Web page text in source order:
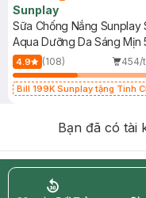
Sunplay
Sữa Chống Nắng Sunplay
Aqua Dưỡng Da Sáng Mịn
4.9 (108)
454/
Bill 199K Sunplay tặng Tinh
Bạn đã có tài